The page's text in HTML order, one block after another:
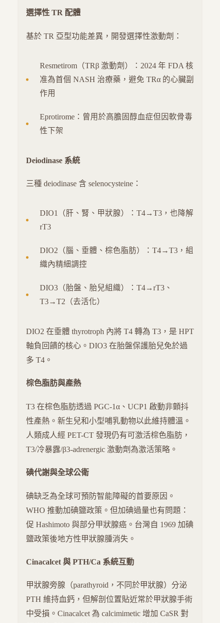
選擇性 TR 配體
基於 TR 亞型功能差異，開發選擇性激動劑：
Resmetirom（TRβ 激動劑）：2024 年 FDA 核
准為首個 NASH 治療藥，避免 TRα 的心臟副
作用
Eprotirome：曾用於高膽固醇血症但因軟骨毒
性下架
Deiodinase 系統
三種 deiodinase 含 selenocysteine：
DIO1（肝、腎、甲狀腺）：T4→T3，也降解
rT3
DIO2（腦、垂體、棕色脂肪）：T4→T3，組
織內精細調控
DIO3（胎盤、胎兒組織）：T4→rT3、
T3→T2（去活化）
DIO2 在垂體 thyrotroph 內將 T4 轉為 T3，是 HPT
軸負回饋的核心。DIO3 在胎盤保護胎兒免於過
多 T4。
棕色脂肪與產熱
T3 在棕色脂肪透過 PGC-1α、UCP1 啟動非顫抖
性產熱。新生兒和小型哺乳動物以此維持體溫。
人類成人經 PET-CT 發現仍有可激活棕色脂肪，
T3/冷暴露/β3-adrenergic 激動劑為激活策略。
碘代謝與全球公衛
碘缺乏為全球可預防智能障礙的首要原因。
WHO 推動加碘鹽政策。但加碘過量也有問題：
促 Hashimoto 與部分甲狀腺癌。台灣自 1969 加碘
鹽政策後地方性甲狀腺腫消失。
Cinacalcet 與 PTH/Ca 系統互動
甲狀腺旁腺（parathyroid，不同於甲狀腺）分泌
PTH 維持血鈣，但解剖位置貼近常於甲狀腺手術
中受損。Cinacalcet 為 calcimimetic 增加 CaSR 對